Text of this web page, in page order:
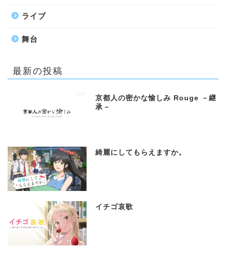
ライブ
舞台
最新の投稿
京都人の密かな愉しみ Rouge －継
承－
綺麗にしてもらえますか。
イチゴ哀歌